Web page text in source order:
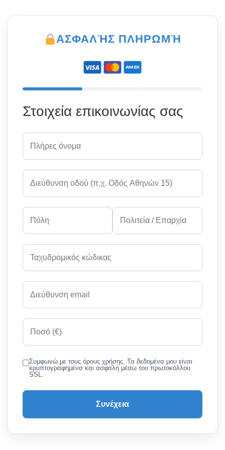
ΑΣΦΑΛΉΣ ΠΛΗΡΩΜΉ
Στοιχεία επικοινωνίας σας
Συμφωνώ με τους όρους χρήσης. Τα δεδομένα μου είναι
κρυπτογραφημένα και ασφαλή μέσω του πρωτοκόλλου
SSL.
Συνέχεια